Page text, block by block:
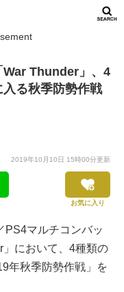
War Thunder」、4
る秋季防勢作戦
2019年10月10日 15時00分更新
お気に入り
マルチコンバッ
」において、4種類の
年秋季防勢作戦」を